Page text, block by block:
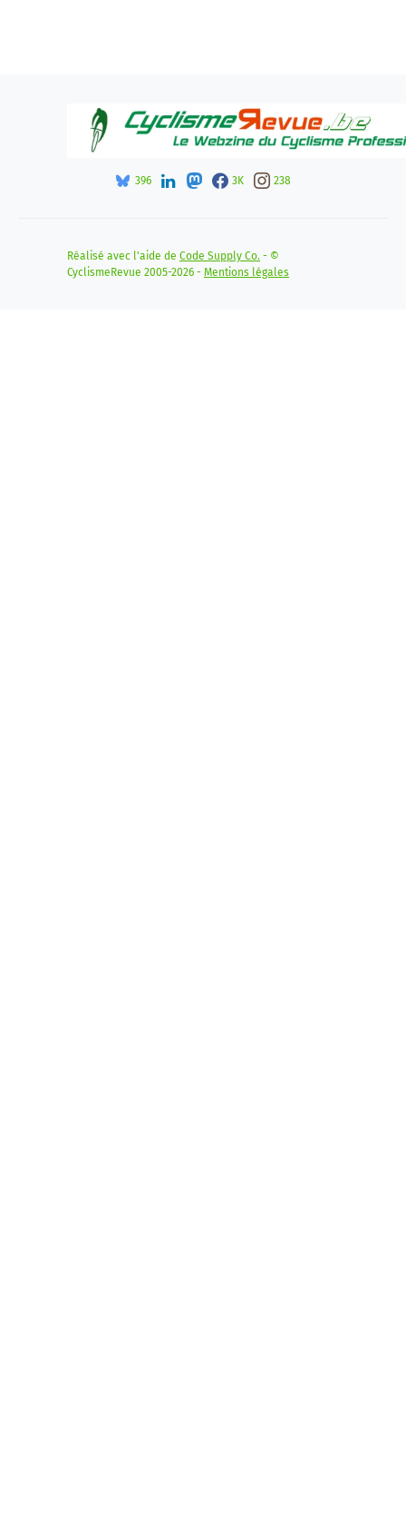
396 3K 238
Réalisé avec l'aide de Code Supply Co. - ©
CyclismeRevue 2005-2026 - Mentions légales